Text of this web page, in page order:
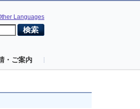
Languages
・ご案内